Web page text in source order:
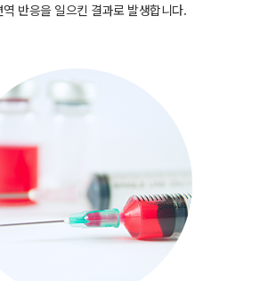
반응을 일으킨 결과로 발생합니다.